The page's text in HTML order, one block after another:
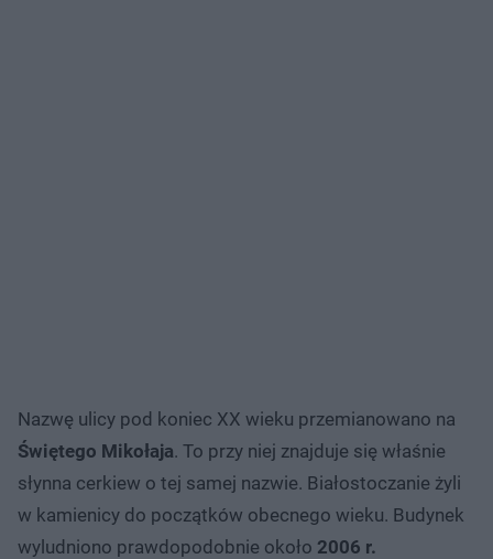
Nazwę ulicy pod koniec XX wieku przemianowano na
Świętego Mikołaja. To przy niej znajduje się właśnie
słynna cerkiew o tej samej nazwie. Białostoczanie żyli
w kamienicy do początków obecnego wieku. Budynek
wyludniono prawdopodobnie około 2006 r.